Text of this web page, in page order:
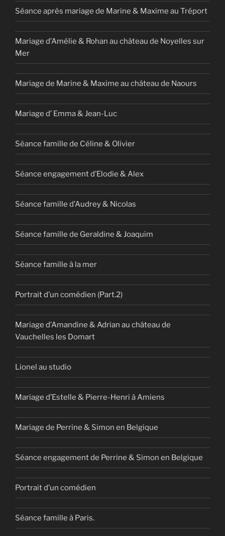
Séance après mariage de Marine & Maxime au Tréport
Mariage d’Amélie & Rohan au château de Noyelles sur
Mer
Mariage de Marine & Maxime au château de Naours
Mariage d’ Emma & Jean-Luc
Séance famille de Céline & Olivier
Séance engagement d’Elodie & Alex
Séance famille d’Audrey & Nicolas
Séance famille de Geraldine & Joaquim
Séance famille à la mer
Portrait d’un comédien (Part.2)
Mariage d’Amandine & Adrian au château de
Vauchelles les Domart
Lionel au studio
Mariage d’Estelle & Pierre-Henri à Amiens
Mariage de Perrine & Simon en Belgique
Séance engagement de Perrine & Simon en Belgique
Portrait d’un comédien
Séance famille à Paris.